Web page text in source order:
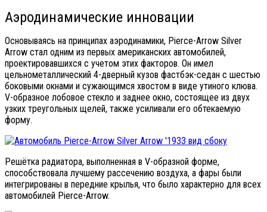
Аэродинамические инновации
Основываясь на принципах аэродинамики, Pierce-Arrow Silver
Arrow стал одним из первых американских автомобилей,
проектировавшихся с учетом этих факторов. Он имел
цельнометаллический 4-дверный кузов фастбэк-седан с шестью
боковыми окнами и сужающимся хвостом в виде утиного клюва.
V-образное лобовое стекло и заднее окно, состоящее из двух
узких треугольных щелей, также усиливали его обтекаемую
форму.
Решётка радиатора, выполненная в V-образной форме,
способствовала лучшему рассечению воздуха, а фары были
интегрированы в передние крылья, что было характерно для всех
автомобилей Pierce-Arrow.